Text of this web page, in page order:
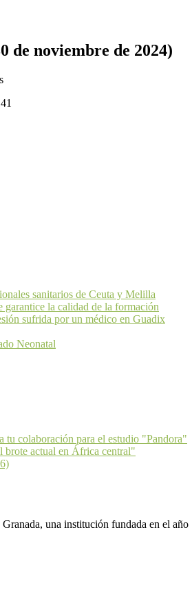
de noviembre de 2024)
sanitarios de Ceuta y Melilla
la calidad de la formación
sufrida por un médico en Guadix
Neonatal
colaboración para el estudio "Pandora"
brote actual en África central"
una institución fundada en el año